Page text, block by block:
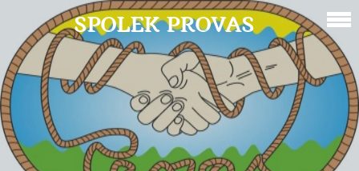
SPOLEK PROVAS